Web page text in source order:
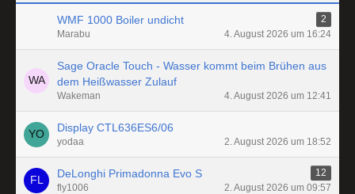
WMF 1000 Boiler undicht
2
Marabu
4. August 2026 um 16:24
Sage Oracle Touch - Wasser kommt beim Brühen aus
dem Heißwasser Zulauf
Wakeman 4. August 2026 um 12:41
Display CTL636ES6/06
yodaa 2. August 2026 um 18:52
DeLonghi Primadonna Evo S
12
fly1006
2. August 2026 um 09:57